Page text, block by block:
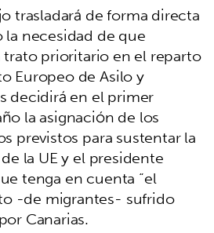
trasladará de forma directa
necesidad de que
trato prioritario en el reparto
Europeo de Asilo y
decidirá en el primer
la asignación de los
previstos para sustentar la
la UE y el presidente
tenga en cuenta “el
-de migrantes- sufrido
Canarias.